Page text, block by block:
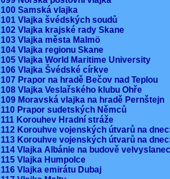
100 Samská vlajka
101 Vlajka švédských soudů
102 Vlajka krajské rady Skane
103 Vlajka města Malmö
104 Vlajka regionu Skane
105 Vlajka World Maritime University
106 Vlajka Švédské církve
107 Prapor na hradě Bečov nad Teplou
108 Vlajka Veslařského klubu Ohře
109 Moravská vlajka na hradě Pernštejn
110 Prapor sudetských Němců
111 Korouhev Hradní stráže
112 Korouhve vojenských útvarů na
113 Korouhve vojenských útvarů na
114 Vlajka Albánie na budově
115 Vlajka Humpolce
116 Vlajka emirátu Dubaj